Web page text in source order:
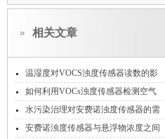
相关文章
温湿度对VOCS浊度传感器读数的影
响及补偿方法
如何利用VOCs浊度传感器检测空气
污染？
水污染治理对安费诺浊度传感器的需
求
安费诺浊度传感器与悬浮物浓度之间